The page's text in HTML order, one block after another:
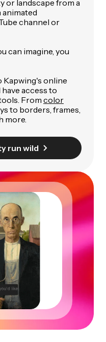
or landscape from a
animated
channel or
can imagine, you
Kapwing's online
access to
From color
to borders, frames,
more.
run wild